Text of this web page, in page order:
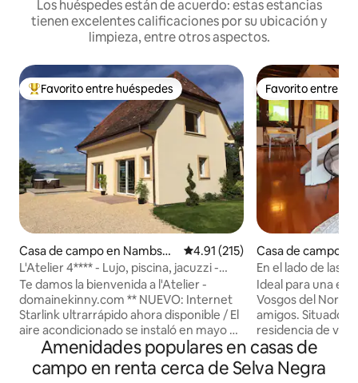
Los huéspedes están de acuerdo: estas estancias
tienen excelentes calificaciones por su ubicación y
limpieza, entre otros aspectos.
De los mejores en Favorito entre huéspedes
Favorito entre huéspedes
Casa de campo en Nambshe
im
Calificación promedio: 4.91 de
4.91 (215)
L'Atelier 4**** - Lujo, piscina, jacuzzi -
Alsacia
Te damos la bienvenida a l'Atelier -
domainekinny.com ** NUEVO: Internet
Starlink ultrarrápido ahora disponible / El
aire acondicionado se instaló en mayo de
2023, ahora disfrutarás de aire fresco
durante los calurosos meses de verano**
L'Atelier es una casa con encanto,
Favorito entre
Favorito entre
Casa de campo
En el lado de las
rural para 6
Ideal para una
Vosgos del Norte
amigos. Situado
residencia de
bosque,
muebles de jardín/
cocina equipada
Amenidades populares en casas de
campo en renta cerca de Selva Negra